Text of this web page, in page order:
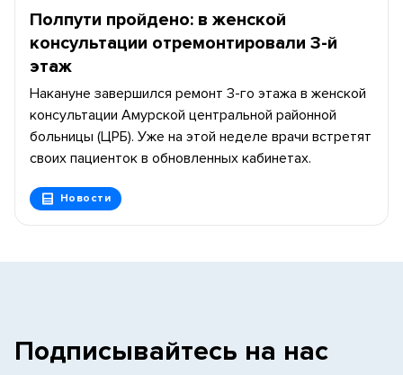
Полпути пройдено: в женской
консультации отремонтировали 3-й
этаж
Накануне завершился ремонт 3-го этажа в женской
консультации Амурской центральной районной
больницы (ЦРБ). Уже на этой неделе врачи встретят
своих пациенток в обновленных кабинетах.
Новости
Подписывайтесь на нас